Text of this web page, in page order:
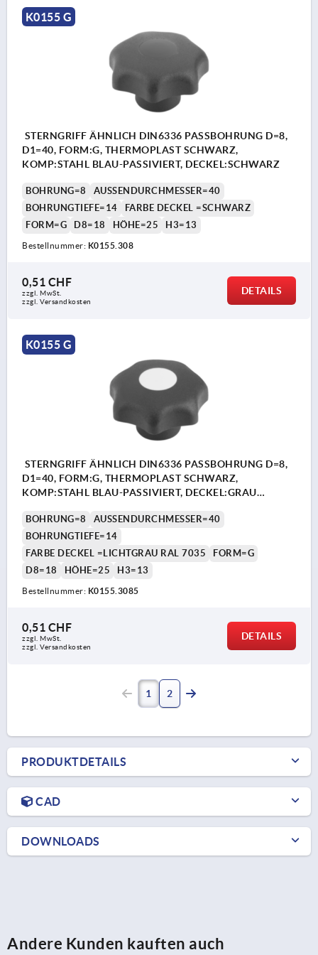
K0155 G
STERNGRIFF ÄHNLICH DIN6336 PASSBOHRUNG D=8,
D1=40, FORM:G, THERMOPLAST SCHWARZ,
KOMP:STAHL BLAU-PASSIVIERT, DECKEL:SCHWARZ
BOHRUNG=8
AUSSENDURCHMESSER=40
BOHRUNGTIEFE=14
FARBE DECKEL =SCHWARZ
FORM=G
D8=18 HÖHE=25 H3=13
Bestellnummer: K0155.308
0,51 CHF
zzgl. MwSt.
zzgl. Versandkosten
DETAILS
K0155 G
STERNGRIFF ÄHNLICH DIN6336 PASSBOHRUNG D=8,
D1=40, FORM:G, THERMOPLAST SCHWARZ,
KOMP:STAHL BLAU-PASSIVIERT, DECKEL:GRAU
BOHRUNG=8
AUSSENDURCHMESSER=40
BOHRUNGTIEFE=14
FARBE DECKEL =LICHTGRAU RAL 7035
FORM=G
D8=18
HÖHE=25 H3=13
Bestellnummer: K0155.3085
0,51 CHF
zzgl. MwSt.
zzgl. Versandkosten
DETAILS
1 2
PRODUKTDETAILS
CAD
DOWNLOADS
Andere Kunden kauften auch